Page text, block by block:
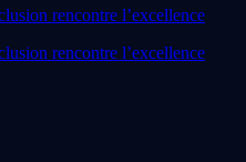
rencontre l’excellence
rencontre l’excellence